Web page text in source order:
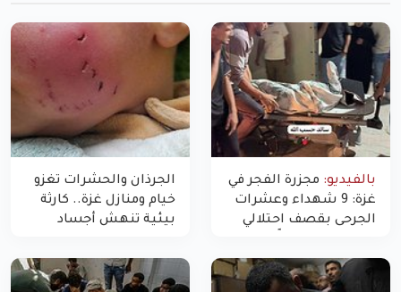
بالفيديو: مجزرة الفجر في
غزة: 9 شهداء وعشرات
الجرحى بقصف احتلالي
الجرذان والحشرات تغزو
خيام ومنازل غزة.. كارثة
بيئية تنهش أجساد